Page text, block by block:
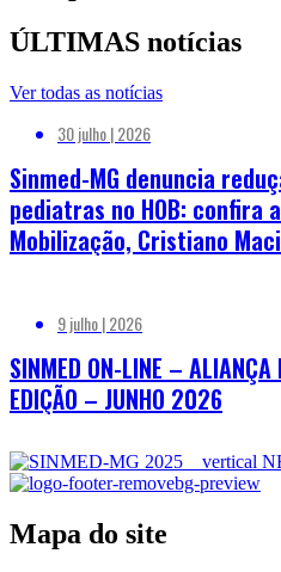
ÚLTIMAS notícias
Ver todas as notícias
30 julho | 2026
Sinmed-MG denuncia
pediatras no HOB:
Mobilização, Cristiano
9 julho | 2026
SINMED ON-LINE –
EDIÇÃO – JUNHO 2026
Mapa do site